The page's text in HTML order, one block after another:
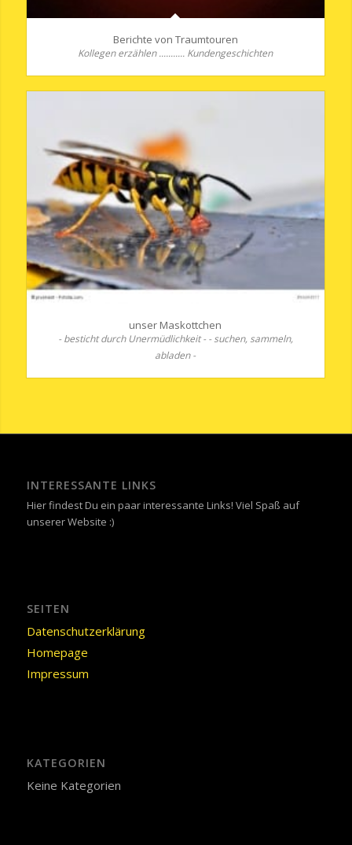
Berichte von Traumtouren
Kollegen erzählen ........... Kundengeschichten
unser Maskottchen
- besticht durch Unermüdlichkeit - - suchen, sammeln,
abladen -
INTERESSANTE LINKS
Hier findest Du ein paar interessante Links! Viel Spaß auf
unserer Website :)
SEITEN
Datenschutzerklärung
Homepage
Impressum
KATEGORIEN
Keine Kategorien